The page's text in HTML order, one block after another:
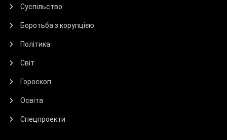
Суспільство
Боротьба з корупцією
Політика
Світ
Гороскоп
Освіта
Спецпроекти